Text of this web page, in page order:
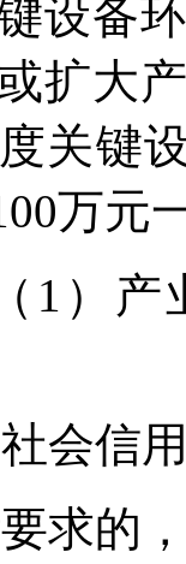
设备
扩大
关键
万元
（1）
社会信
要求的